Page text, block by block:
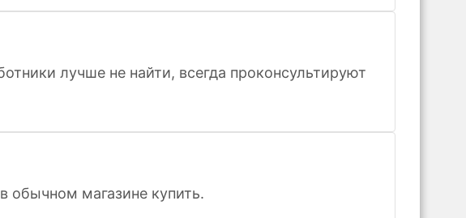
лучше не найти, всегда проконсультируют
обычном магазине купить.